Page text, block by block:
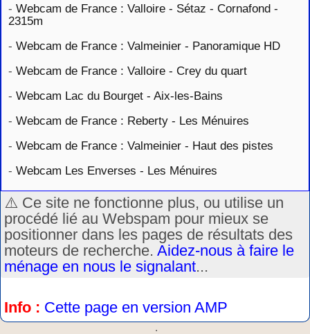
- Webcam de France : Valloire - Sétaz - Cornafond -
2315m
- Webcam de France : Valmeinier - Panoramique HD
- Webcam de France : Valloire - Crey du quart
- Webcam Lac du Bourget - Aix-les-Bains
- Webcam de France : Reberty - Les Ménuires
- Webcam de France : Valmeinier - Haut des pistes
- Webcam Les Enverses - Les Ménuires
⚠️ Ce site ne fonctionne plus, ou utilise un
procédé lié au Webspam pour mieux se
positionner dans les pages de résultats des
moteurs de recherche. Aidez-nous à faire le
ménage en nous le signalant...
Info : Cette page en version AMP
.